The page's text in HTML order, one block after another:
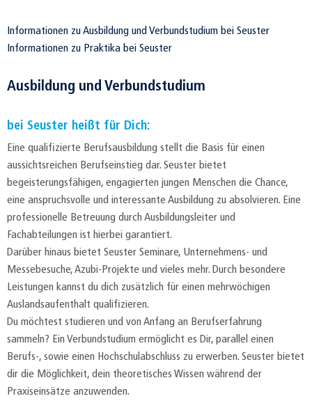
Informationen zu Ausbildung und Verbundstudium bei Seuster
Informationen zu Praktika bei Seuster
Ausbildung und Verbundstudium
bei Seuster heißt für Dich:
Eine qualifizierte Berufsausbildung stellt die Basis für einen
aussichtsreichen Berufseinstieg dar. Seuster bietet
begeisterungsfähigen, engagierten jungen Menschen die Chance,
eine anspruchsvolle und interessante Ausbildung zu absolvieren. Eine
professionelle Betreuung durch Ausbildungsleiter und
Fachabteilungen ist hierbei garantiert.
Darüber hinaus bietet Seuster Seminare, Unternehmens- und
Messebesuche, Azubi-Projekte und vieles mehr. Durch besondere
Leistungen kannst du dich zusätzlich für einen mehrwöchigen
Auslandsaufenthalt qualifizieren.
Du möchtest studieren und von Anfang an Berufserfahrung
sammeln? Ein Verbundstudium ermöglicht es Dir, parallel einen
Berufs-, sowie einen Hochschulabschluss zu erwerben. Seuster bietet
dir die Möglichkeit, dein theoretisches Wissen während der
Praxiseinsätze anzuwenden.